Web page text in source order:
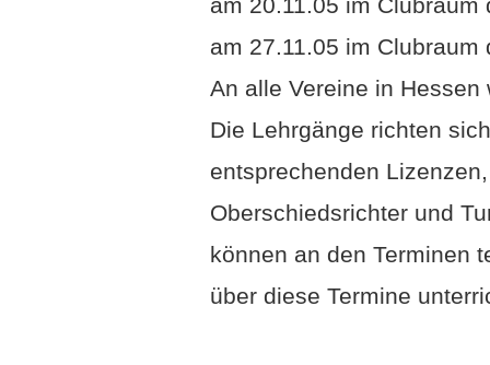
am 20.11.05 im
am 27.11.05 im
An alle Vereine in
Die Lehrgänge richten
entsprechenden
Oberschiedsrichter und
können an den Terminen
über diese Termine